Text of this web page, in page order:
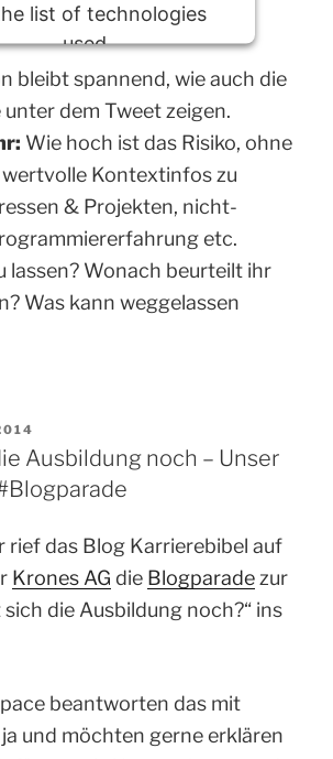
list of technologies
used.
by
Usercentrics Consent
Management Platform
bleibt spannend, wie auch die
dem Tweet zeigen.
Wie hoch ist das Risiko, ohne
Kontextinfos zu
& Projekten, nicht-
etc.
lassen? Wonach beurteilt ihr
Was kann weggelassen
Ausbildung noch – Unser
rief das Blog Karrierebibel auf
Krones AG die Blogparade zur
die Ausbildung noch?“ ins
beantworten das mit
und möchten gerne erklären